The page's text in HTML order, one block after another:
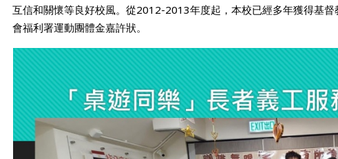
互信和關懷等良好校風。從2012-2013年度起，本校已經多年獲得基
會福利署運動團體金嘉許狀。